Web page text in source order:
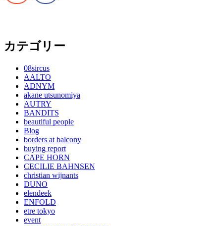
カテゴリー
08sircus
AALTO
ADNYM
akane utsunomiya
AUTRY
BANDITS
beautiful people
Blog
borders at balcony
buying report
CAPE HORN
CECILIE BAHNSEN
christian wijnants
DUNO
elendeek
ENFOLD
etre tokyo
event